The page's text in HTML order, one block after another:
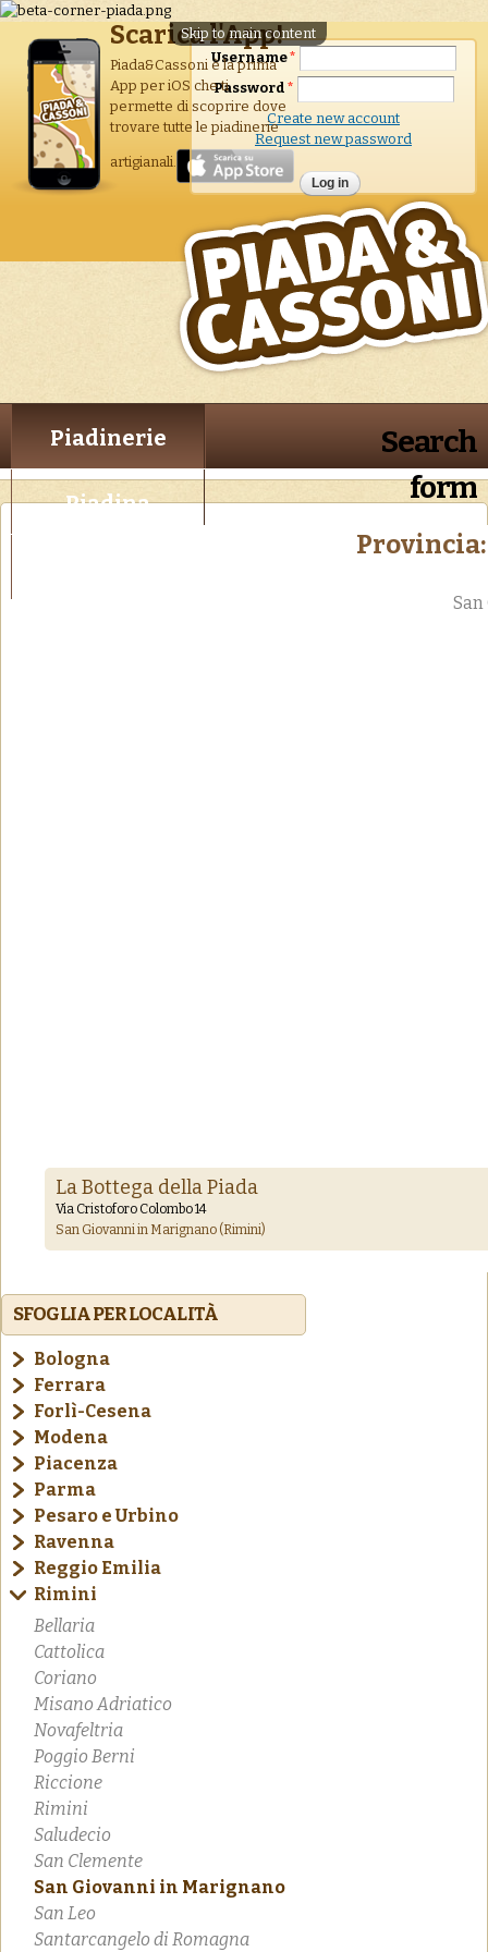
Skip to main content
Scarica l'App!
Piada&Cassoni è la prima
App per iOS che ti
permette di scoprire dove
trovare tutte le piadinerie
artigianali.
Username*
Password *
Create new account
Request new password
Piadinerie
Piadina
Search
form
Provincia:
La Bottega della Piada
Via Cristoforo Colombo 14
San Giovanni in Marignano (Rimini)
SFOGLIA PER LOCALITÀ
Bologna
Ferrara
Forlì-Cesena
Modena
Piacenza
Parma
Pesaro e Urbino
Ravenna
Reggio Emilia
Rimini
Bellaria
Cattolica
Coriano
Misano Adriatico
Novafeltria
Poggio Berni
Riccione
Rimini
Saludecio
San Clemente
San Giovanni in Marignano
San Leo
Santarcangelo di Romagna